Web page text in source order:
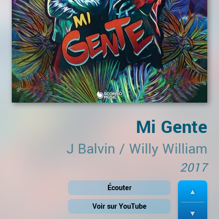
Mi Gente
J Balvin / Willy William
2017
Écouter
Voir sur YouTube